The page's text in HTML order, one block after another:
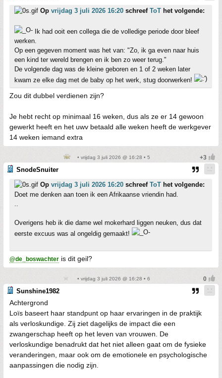
Op vrijdag 3 juli 2026 16:20 schreef ToT het volgende:
Ik had ooit een collega die de volledige periode door bleef
werken.
Op een gegeven moment was het van: "Zo, ik ga even naar huis
een kind ter wereld brengen en ik ben zo weer terug."
De volgende dag was de kleine geboren en 1 of 2 weken later
kwam ze elke dag met de baby op het werk, stug doorwerken!
Zou dit dubbel verdienen zijn?
Je hebt recht op minimaal 16 weken, dus als ze er 14 gewoon
gewerkt heeft en het uwv betaald alle weken heeft de werkgever
14 weken iemand extra
• vrijdag 3 juli 2026 @ 16:28 • 5
SnodeSnuiter
Op vrijdag 3 juli 2026 16:20 schreef ToT het volgende:
Doet me denken aan toen ik een Afrikaanse vriendin had.
..
Overigens heb ik die dame wel mokerhard liggen neuken, dus dat
eerste excuus was al ongeldig gemaakt!
@de_boswachter is dit geil?
• vrijdag 3 juli 2026 @ 16:28 • 6
Sunshine1982
Achtergrond
Loïs baseert haar standpunt op haar ervaringen in de praktijk
als verloskundige. Zij ziet dagelijks de impact die een
zwangerschap heeft op het leven van vrouwen. De
verloskundige benadrukt dat het niet alleen gaat om de fysieke
veranderingen, maar ook om de emotionele en psychologische
aanpassingen die nodig zijn.